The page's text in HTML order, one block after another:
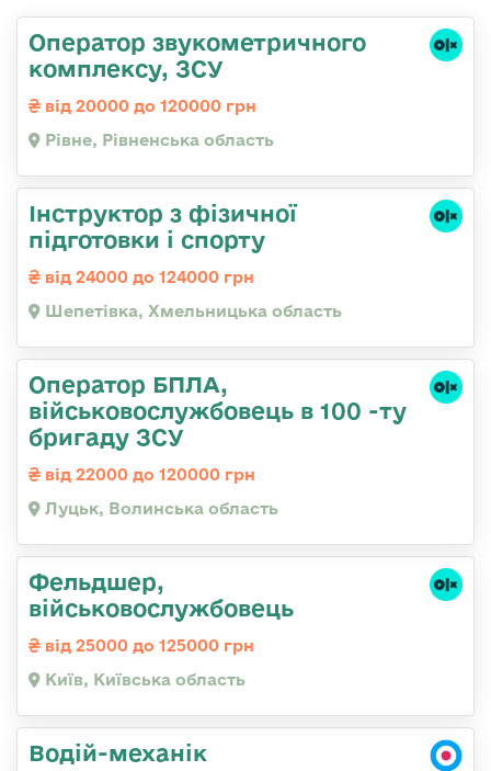
Оператор звукометричного
комплексу, ЗСУ
від 20000 до 120000 грн
Рівне, Рівненська область
Інструктор з фізичної
підготовки і спорту
від 24000 до 124000 грн
Шепетівка, Хмельницька область
Оператор БПЛА,
військовослужбовець в 100 -ту
бригаду ЗСУ
від 22000 до 120000 грн
Луцьк, Волинська область
Фельдшер,
військовослужбовець
від 25000 до 125000 грн
Київ, Київська область
Водій-механік